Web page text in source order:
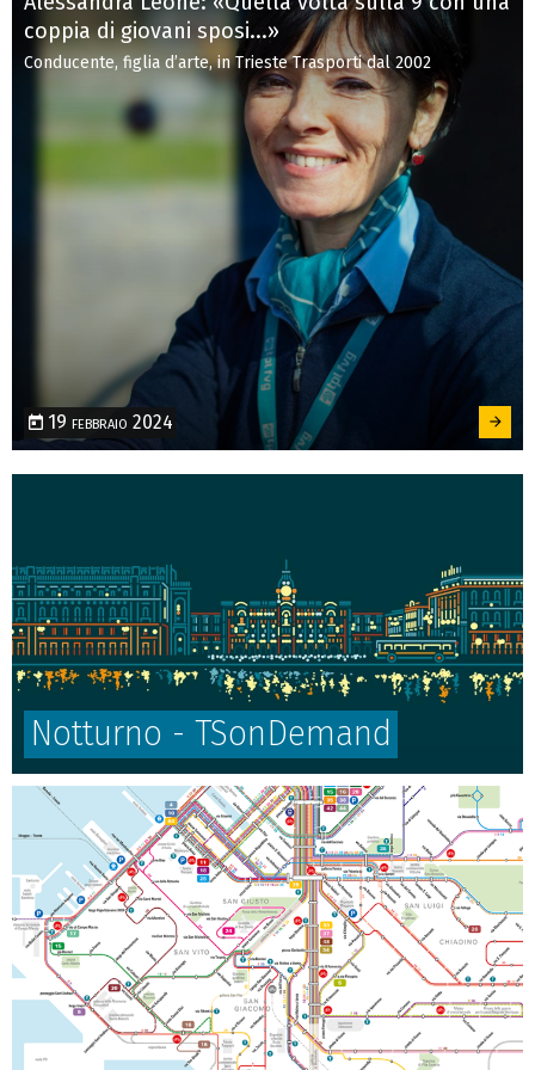
coppia di giovani sposi...»
Conducente, figlia d’arte, in Trieste Trasporti dal 2002
19 febbraio 2024
Notturno - TSonDemand